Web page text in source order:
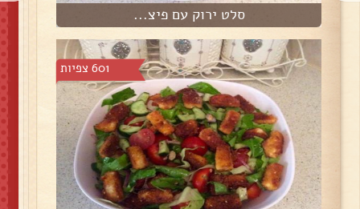
סלט ירוק עם פיצ...
601 צפיות